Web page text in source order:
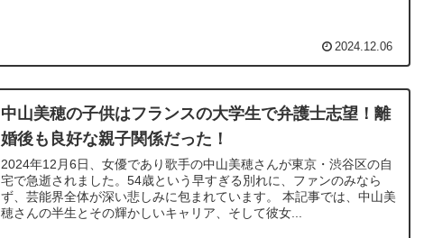
2024.12.06
中山美穂の子供はフランスの大学生で弁護士志望！離
婚後も良好な親子関係だった！
2024年12月6日、女優であり歌手の中山美穂さんが東京・渋谷区の自
宅で急逝されました。54歳という早すぎる別れに、ファンのみなら
ず、芸能界全体が深い悲しみに包まれています。 本記事では、中山美
穂さんの半生とその輝かしいキャリア、そして彼女...